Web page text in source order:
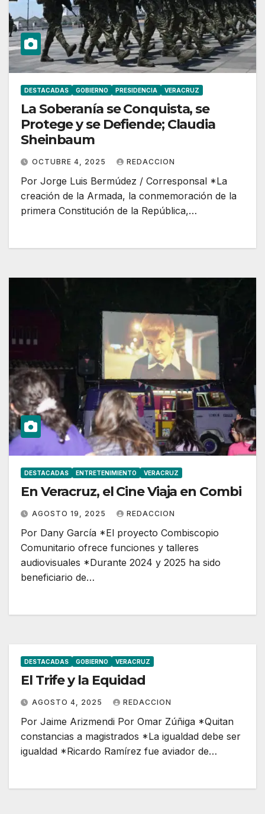
DESTACADAS GOBIERNO PRESIDENCIA VERACRUZ
La Soberanía se Conquista, se
Protege y se Defiende; Claudia
Sheinbaum
OCTUBRE 4, 2025 REDACCION
Por Jorge Luis Bermúdez / Corresponsal *La
creación de la Armada, la conmemoración de la
primera Constitución de la República,…
DESTACADAS ENTRETENIMIENTO VERACRUZ
En Veracruz, el Cine Viaja en Combi
AGOSTO 19, 2025 REDACCION
Por Dany García *El proyecto Combiscopio
Comunitario ofrece funciones y talleres
audiovisuales *Durante 2024 y 2025 ha sido
beneficiario de…
DESTACADAS GOBIERNO VERACRUZ
El Trife y la Equidad
AGOSTO 4, 2025 REDACCION
Por Jaime Arizmendi Por Omar Zúñiga *Quitan
constancias a magistrados *La igualdad debe ser
igualdad *Ricardo Ramírez fue aviador de…